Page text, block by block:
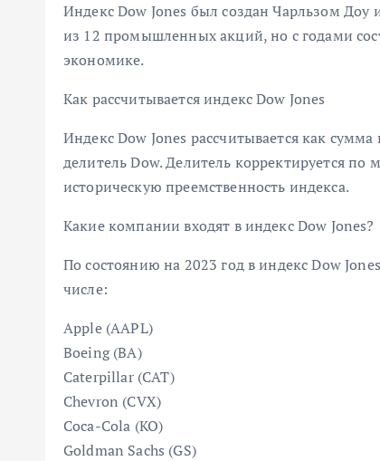
Индекс Dow Jones был создан Чарльзом
из 12 промышленных акций, но с годами
экономике.
Как рассчитывается индекс Dow Jones
Индекс Dow Jones рассчитывается как
делитель Dow. Делитель корректируется
историческую преемственность индекса.
Какие компании входят в индекс Dow Jones?
По состоянию на 2023 год в индекс Dow
числе:
Apple (AAPL)
Boeing (BA)
Caterpillar (CAT)
Chevron (CVX)
Coca-Cola (KO)
Goldman Sachs (GS)